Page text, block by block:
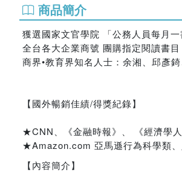
商品簡介
獲選國家文官學院 「公務人員每月一
全台各大企業商號 團購指定閱讀書目
商界•教育界知名人士：余湘、邱彥
【國外暢銷佳績/得獎紀錄】
★CNN、《金融時報》、 《經濟學
★Amazon.com 亞馬遜行為科學類
【內容簡介】